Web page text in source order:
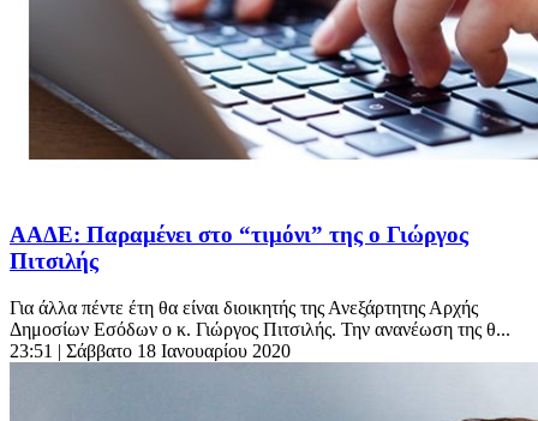
ΑΑΔΕ: Παραμένει στο “τιμόνι” της ο Γιώργος
Πιτσιλής
Για άλλα πέντε έτη θα είναι διοικητής της Ανεξάρτητης Αρχής
Δημοσίων Εσόδων ο κ. Γιώργος Πιτσιλής. Την ανανέωση της θ...
23:51 | Σάββατο 18 Ιανουαρίου 2020